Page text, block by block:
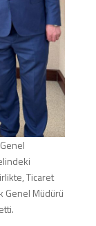
Ticaret
Genel Müdürü